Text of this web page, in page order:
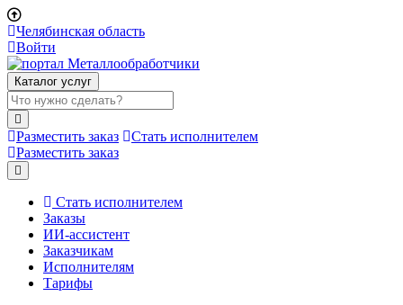
Челябинская область
Войти
Каталог услуг
Разместить заказ
Стать исполнителем
Разместить заказ
Стать исполнителем
Заказы
ИИ-ассистент
Заказчикам
Исполнителям
Тарифы